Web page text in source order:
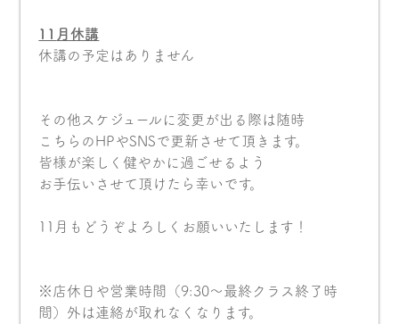
11 月休講
休講の予定はありません
その他スケジュールに変更が出る際は随時
こちらのHPやSNSで更新させて頂きます。
皆様が楽しく健やかに過ごせるよう
お手伝いさせて頂けたら幸いです。
11月もどうぞよろしくお願いいたします！
※店休日や営業時間（9:30〜最終クラス終了時
間）外は連絡が取れなくなります。